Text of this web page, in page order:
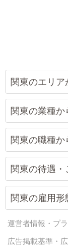
関東のエリア
関東の業種か
関東の職種か
関東の待遇
関東の雇用形
運営者情報・プ
広告掲載基準・